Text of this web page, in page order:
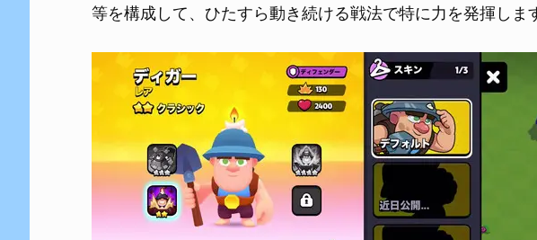
等を構成して、ひたすら動き続ける戦法で特に力を発揮しま